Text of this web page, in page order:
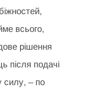
всього,
рішення
після подачі
силу, – по